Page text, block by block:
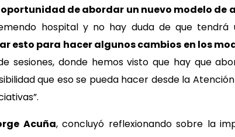
oportunidad de abordar un nuevo modelo de
hospital y no hay duda de que tendrá
esto para hacer algunos cambios en los
donde hemos visto que hay que
que eso se pueda hacer desde la
Acuña, concluyó reflexionando sobre la